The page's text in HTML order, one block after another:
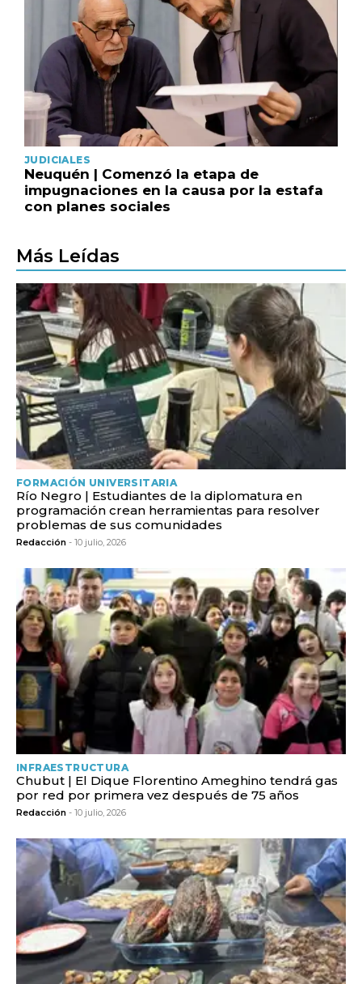
JUDICIALES
Neuquén | Comenzó la etapa de
impugnaciones en la causa por la estafa
con planes sociales
Más Leídas
FORMACIÓN UNIVERSITARIA
Río Negro | Estudiantes de la diplomatura en
programación crean herramientas para resolver
problemas de sus comunidades
Redacción - 10 julio, 2026
INFRAESTRUCTURA
Chubut | El Dique Florentino Ameghino tendrá gas
por red por primera vez después de 75 años
Redacción - 10 julio, 2026